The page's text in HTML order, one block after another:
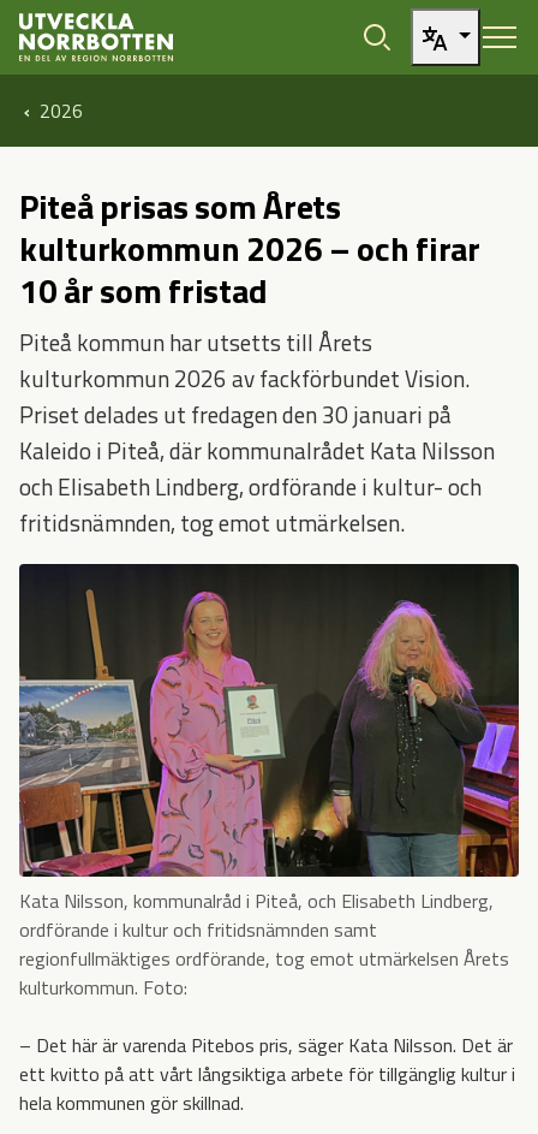
Öppna sidans huvudnavigering
Hoppa till sidans innehåll
2026
Piteå prisas som Årets
kulturkommun 2026 – och firar
10 år som fristad
Piteå kommun har utsetts till Årets
kulturkommun 2026 av fackförbundet Vision.
Priset delades ut fredagen den 30 januari på
Kaleido i Piteå, där kommunalrådet Kata Nilsson
och Elisabeth Lindberg, ordförande i kultur- och
fritidsnämnden, tog emot utmärkelsen.
Kata Nilsson, kommunalråd i Piteå, och Elisabeth Lindberg,
ordförande i kultur och fritidsnämnden samt
regionfullmäktiges ordförande, tog emot utmärkelsen Årets
kulturkommun. Foto:
– Det här är varenda Pitebos pris, säger Kata Nilsson. Det är
ett kvitto på att vårt långsiktiga arbete för tillgänglig kultur i
hela kommunen gör skillnad.